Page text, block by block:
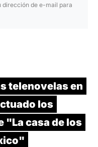
dirección de e-mail para
telenovelas en
los
"La casa de los